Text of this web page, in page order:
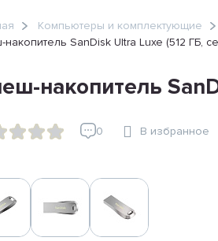
Компьютеры и комплектующие
SanDisk Ultra Luxe (512 ГБ,
накопитель
0 В избранное